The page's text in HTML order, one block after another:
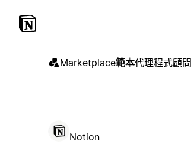
Marketplace範本代理程式顧問
Notion